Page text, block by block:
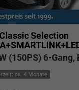
Classic Selection
(150PS) 6-Gang,
ca. 4 Monate